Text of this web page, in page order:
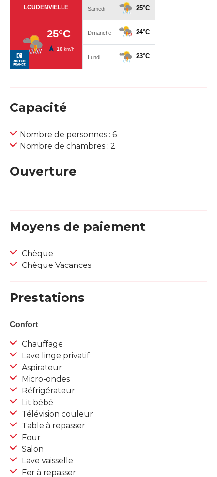
Capacité
Nombre de personnes : 6
Nombre de chambres : 2
Ouverture
Moyens de paiement
Chèque
Chèque Vacances
Prestations
Confort
Chauffage
Lave linge privatif
Aspirateur
Micro-ondes
Réfrigérateur
Lit bébé
Télévision couleur
Table à repasser
Four
Salon
Lave vaisselle
Fer à repasser